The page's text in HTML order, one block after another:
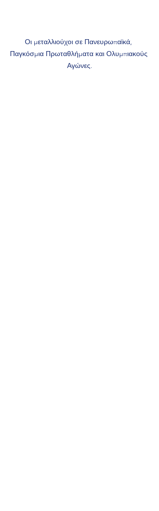
Οι μεταλλιούχοι σε Πανευρωπαϊκά,
Παγκόσμια Πρωταθλήματα και Ολυμπιακούς
Αγώνες.